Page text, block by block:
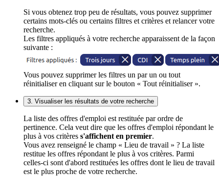
Si vous obtenez trop peu de résultats, vous pouvez supprimer
certains mots-clés ou certains filtres et critères et relancer votre
recherche.
Les filtres appliqués à votre recherche apparaissent de la façon
suivante :
Vous pouvez supprimer les filtres un par un ou tout
réinitialiser en cliquant sur le bouton « Tout réinitialiser ».
3. Visualiser les résultats de votre recherche
La liste des offres d'emploi est restituée par ordre de
pertinence. Cela veut dire que les offres d'emploi répondant le
plus à vos critères s'affichent en premier.
Vous avez renseigné le champ « Lieu de travail » ? La liste
restitue les offres répondant le plus à vos critères. Parmi
celles-ci sont d'abord restituées les offres dont le lieu de travail
est le plus proche de votre recherche.